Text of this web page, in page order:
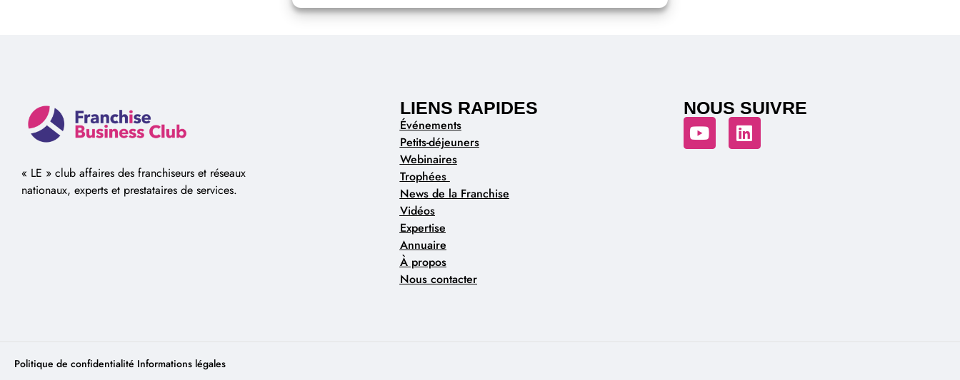
« LE » club affaires des franchiseurs et réseaux
nationaux, experts et prestataires de services.
LIENS RAPIDES
Événements
Petits-déjeuners
Webinaires
Trophées
News de la Franchise
Vidéos
Expertise
Annuaire
À propos
Nous contacter
NOUS SUIVRE
Politique de confidentialité Informations légales